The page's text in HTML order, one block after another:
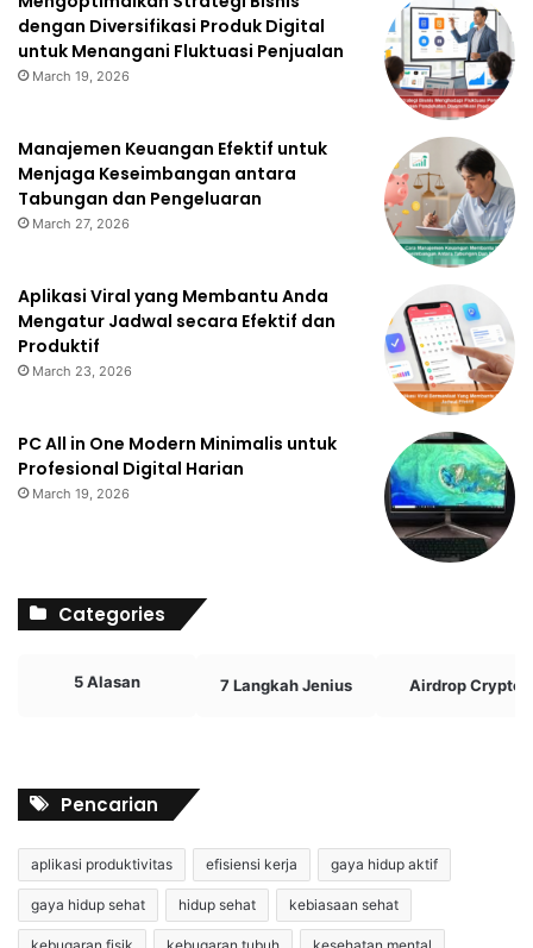
dengan Diversifikasi Produk Digital
untuk Menangani Fluktuasi Penjualan
March 19, 2026
Manajemen Keuangan Efektif untuk
Menjaga Keseimbangan antara
Tabungan dan Pengeluaran
March 27, 2026
Aplikasi Viral yang Membantu Anda
Mengatur Jadwal secara Efektif dan
Produktif
March 23, 2026
PC All in One Modern Minimalis untuk
Profesional Digital Harian
March 19, 2026
Categories
5 Alasan 7 Langkah Jenius Airdrop Crypto
Pencarian
aplikasi produktivitas efisiensi kerja gaya hidup aktif
gaya hidup sehat hidup sehat kebiasaan sehat